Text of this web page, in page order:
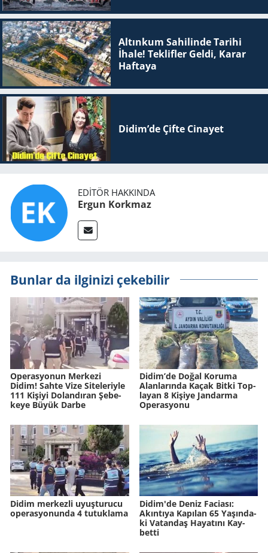
Altınkum Sahilinde Tarihi
İhale! Teklifler Geldi, Karar
Haftaya
Didim’de Çifte Ci­na­yet
EDITÖR HAKKINDA
Ergun Korkmaz
Bunlar da ilginizi çekebilir
Ope­ras­yo­nun Mer­ke­zi
Didim! Sahte Vize Si­te­le­riy­le
111 Ki­şi­yi Do­lan­dı­ran Şe­be­
ke­ye Büyük Darbe
Didim’de Doğal Ko­ru­ma
Alan­la­rın­da Kaçak Bitki Top­
la­yan 8 Ki­şi­ye Jan­dar­ma
Ope­ras­yo­nu
Didim merkezli uyuşturucu
operasyonunda 4 tutuklama
Didim'de Deniz Fa­ci­ası:
Akın­tı­ya Ka­pı­lan 65 Ya­şın­da­
ki Va­tan­daş Ha­ya­tı­nı Kay­
bet­ti